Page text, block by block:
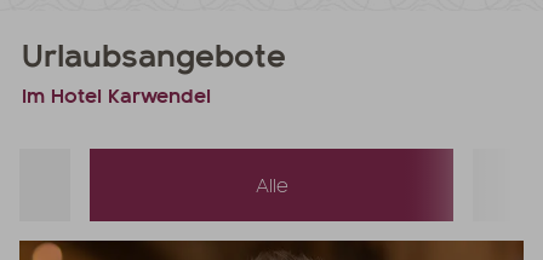
Urlaubsangebote
im Hotel Karwendel
Alle